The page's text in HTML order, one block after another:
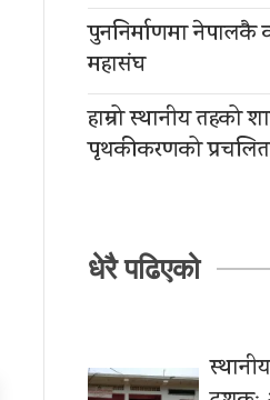
पुननिर्माणमा नेपालकै
महासंघ
हाम्रो स्थानीय तहको
पृथकीकरणको प्रचलित
धेरै पढिएको